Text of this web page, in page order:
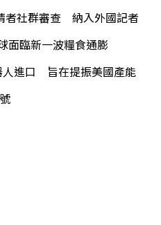
者社群審查 納入外國記者
面臨新一波糧食通膨
人進口 旨在提振美國產能